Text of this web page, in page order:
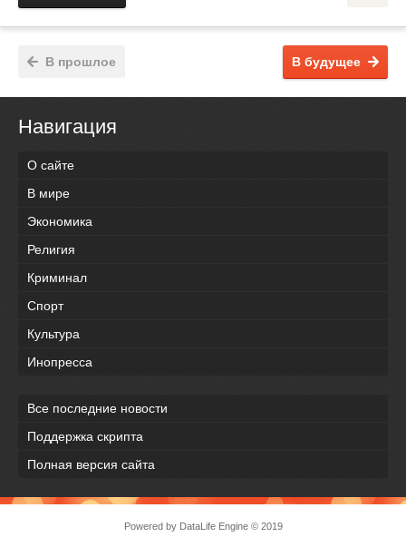
В будущее
В прошлое
Навигация
О сайте
В мире
Экономика
Религия
Криминал
Спорт
Культура
Инопресса
Все последние новости
Поддержка скрипта
Полная версия сайта
Powered by DataLife Engine© 2019